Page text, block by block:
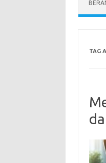
TAG